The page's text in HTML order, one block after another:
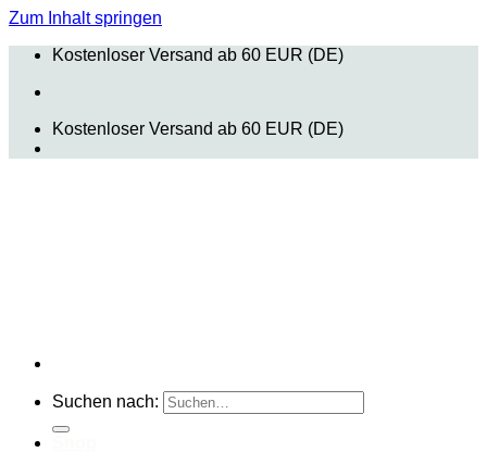
Zum Inhalt springen
Kostenloser Versand ab 60 EUR (DE)
Kostenloser Versand ab 60 EUR (DE)
Suchen nach: